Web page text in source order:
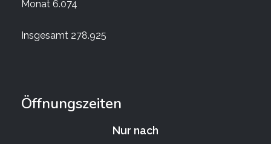
Monat 6.074
Insgesamt 278.925
Öffnungszeiten
Nur nach